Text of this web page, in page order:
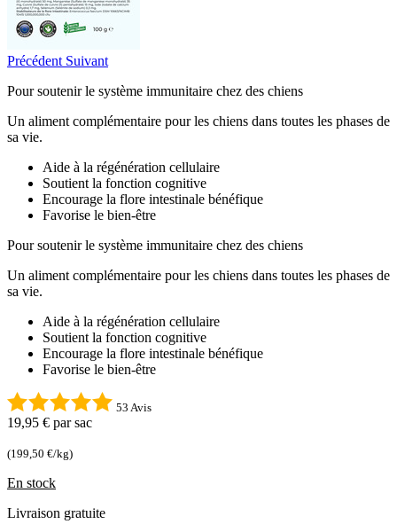
Précédent Suivant
Pour soutenir le système immunitaire chez des chiens
Un aliment complémentaire pour les chiens dans toutes les phases de
sa vie.
Aide à la régénération cellulaire
Soutient la fonction cognitive
Encourage la flore intestinale bénéfique
Favorise le bien-être
Pour soutenir le système immunitaire chez des chiens
Un aliment complémentaire pour les chiens dans toutes les phases de
sa vie.
Aide à la régénération cellulaire
Soutient la fonction cognitive
Encourage la flore intestinale bénéfique
Favorise le bien-être
53 Avis
19,95 € par sac
(199,50 €/kg)
En stock
Livraison gratuite